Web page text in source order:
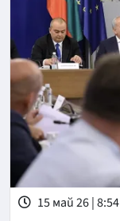
15 май 26 | 8:54